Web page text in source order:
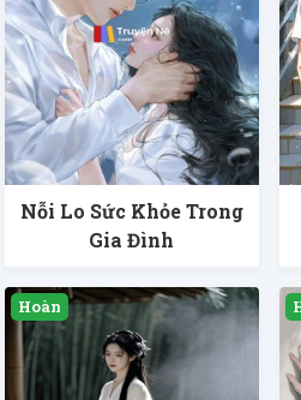
Nỗi Lo Sức Khỏe Trong
Gia Đình